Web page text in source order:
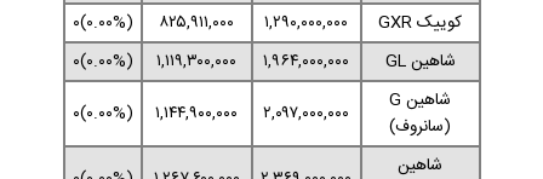
کوییک GXR
۱,۲۹۰,۰۰۰,۰۰۰ ۸۲۵,۹۱۱,۰۰۰
(۰.۰۰%)۰
شاهین GL
۱,۹۶۴,۰۰۰,۰۰۰ ۱,۱۱۹,۳۰۰,۰۰۰
(۰.۰۰%)۰
شاهین G
(سانروف)
۲,۰۹۷,۰۰۰,۰۰۰ ۱,۱۴۴,۹۰۰,۰۰۰
(۰.۰۰%)۰
شاهین